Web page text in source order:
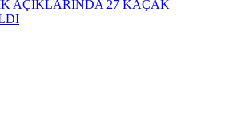
AÇIKLARINDA 27 KAÇAK